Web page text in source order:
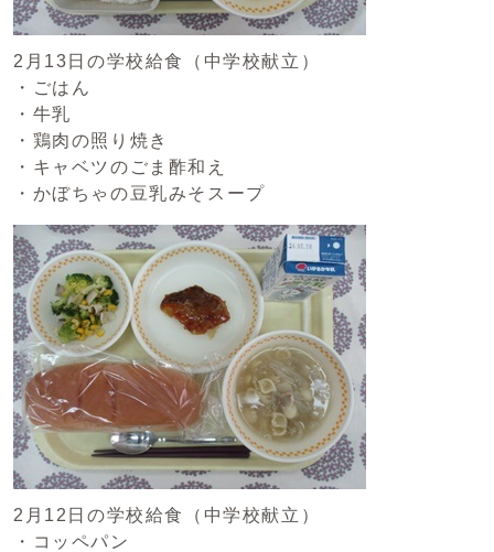
2月13日の学校給食（中学校献立）
・ごはん
・牛乳
・鶏肉の照り焼き
・キャベツのごま酢和え
・かぼちゃの豆乳みそスープ
2月12日の学校給食（中学校献立）
・コッペパン